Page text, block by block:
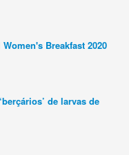
Breakfast 2020
de larvas de